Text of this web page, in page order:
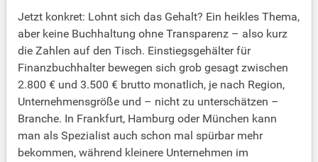
Jetzt konkret: Lohnt sich das Gehalt? Ein heikles Thema,
aber keine Buchhaltung ohne Transparenz – also kurz
die Zahlen auf den Tisch. Einstiegsgehälter für
Finanzbuchhalter bewegen sich grob gesagt zwischen
2.800 € und 3.500 € brutto monatlich, je nach Region,
Unternehmensgröße und – nicht zu unterschätzen –
Branche. In Frankfurt, Hamburg oder München kann
man als Spezialist auch schon mal spürbar mehr
bekommen, während kleinere Unternehmen im